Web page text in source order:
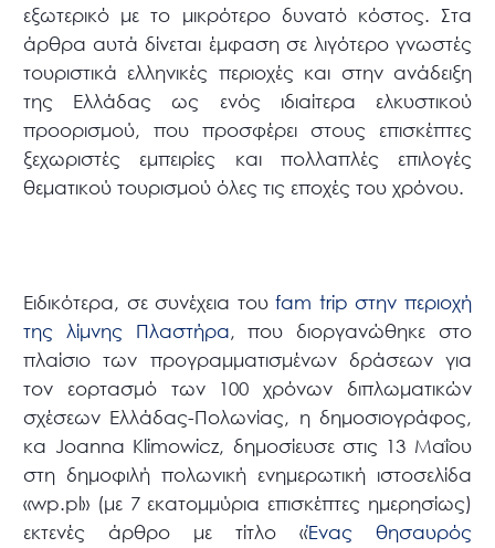
εξωτερικό με το μικρότερο δυνατό κόστος. Στα
άρθρα αυτά δίνεται έμφαση σε λιγότερο γνωστές
τουριστικά ελληνικές περιοχές και στην ανάδειξη
της Ελλάδας ως ενός ιδιαίτερα ελκυστικού
προορισμού, που προσφέρει στους επισκέπτες
ξεχωριστές εμπειρίες και πολλαπλές επιλογές
θεματικού τουρισμού όλες τις εποχές του χρόνου.
Ειδικότερα, σε συνέχεια τουfam trip στην περιοχή
της λίμνης Πλαστήρα, που διοργανώθηκε στο
πλαίσιο των προγραμματισμένων δράσεων για
τον εορτασμό των 100 χρόνων διπλωματικών
σχέσεων Ελλάδας-Πολωνίας, η δημοσιογράφος,
κα Joanna Klimowicz, δημοσίευσε στις 13 Μαΐου
στη δημοφιλή πολωνική ενημερωτική ιστοσελίδα
«wp.pl» (με 7 εκατομμύρια επισκέπτες ημερησίως)
εκτενές άρθρο με τίτλο «Ένας θησαυρός